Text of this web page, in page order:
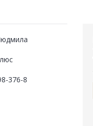
376-8